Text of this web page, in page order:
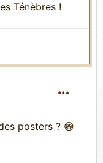
Ténèbres !
posters ? 😁